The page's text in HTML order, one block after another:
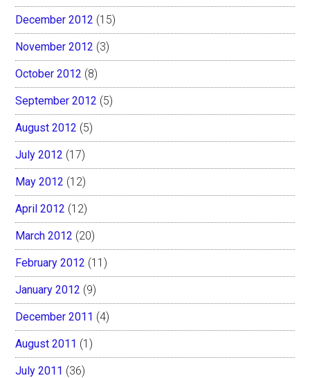
December 2012 (15)
November 2012 (3)
October 2012 (8)
September 2012 (5)
August 2012 (5)
July 2012 (17)
May 2012 (12)
April 2012 (12)
March 2012 (20)
February 2012 (11)
January 2012 (9)
December 2011 (4)
August 2011 (1)
July 2011 (36)